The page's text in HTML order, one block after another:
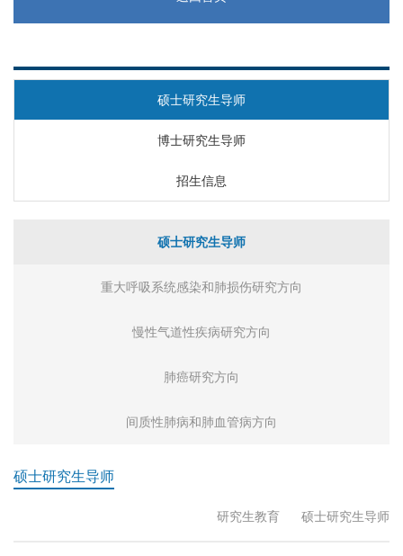
硕士研究生导师
博士研究生导师
招生信息
硕士研究生导师
重大呼吸系统感染和肺损伤研究方向
慢性气道性疾病研究方向
肺癌研究方向
间质性肺病和肺血管病方向
硕士研究生导师
研究生教育 硕士研究生导师